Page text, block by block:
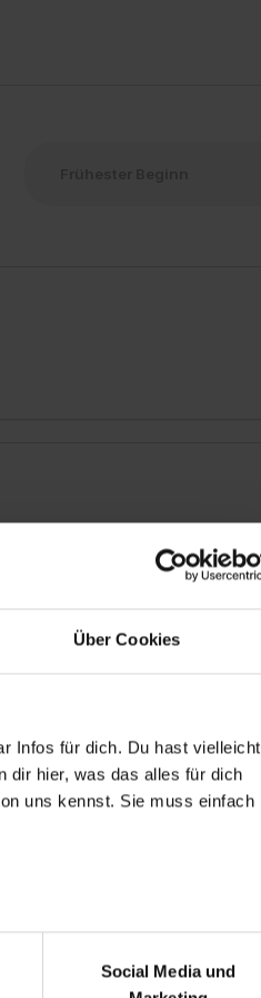
Über Cookies
Infos für dich. Du hast vielleicht
dir hier, was das alles für dich
uns kennst. Sie muss einfach
dir bei Benutzung der
Webseite zu analysieren
für soziale Medien, Werbung
Social Media und